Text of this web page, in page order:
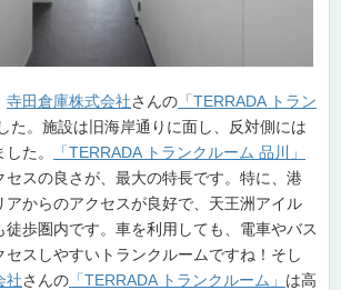
寺田倉庫株式会社さんの 「TERRADA トラン
た。施設は旧海岸通りに面し、反対側には
た。
「TERRADA トランクルーム 品川」
セスの良さが、最大の特長です。特に、港
アからのアクセスが良好で、天王洲アイル
徒歩圏内です。車を利用しても、電車やバス
セスしやすいトランクルームですね！そし
社さんの 「TERRADA トランクルーム」 は高